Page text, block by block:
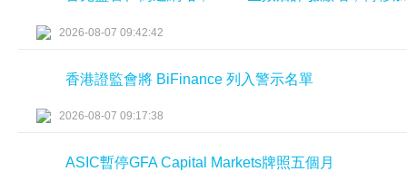
2026-08-07 09:42:42
香港證監會將 BiFinance 列入警示名單
2026-08-07 09:17:38
ASIC暫停GFA Capital Markets牌照五個月